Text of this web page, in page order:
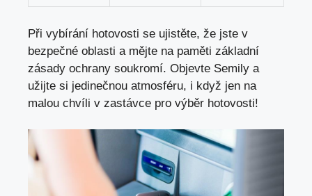
Při vybírání hotovosti se ujistěte, že jste v
bezpečné oblasti a mějte na paměti základní
zásady ochrany soukromí. Objevte Semily a
užijte si jedinečnou atmosféru, i když jen na
malou chvíli v zastávce pro výběr hotovosti!